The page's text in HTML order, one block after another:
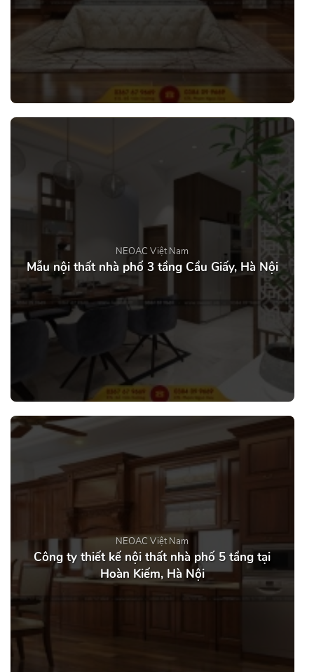
NEOAC Việt Nam
Mẫu nội thất nhà phố 3 tầng Cầu Giấy, Hà Nội
NEOAC Việt Nam
Công ty thiết kế nội thất nhà phố 5 tầng tại
Hoàn Kiếm, Hà Nội